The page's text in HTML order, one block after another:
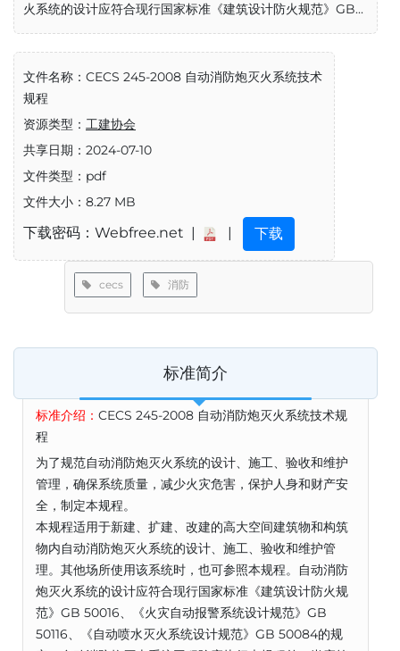
火系统的设计应符合现行国家标准《建筑设计防火规范》GB...
文件名称：CECS 245-2008 自动消防炮灭火系统技术
规程
资源类型： 工建协会
共享日期：2024-07-10
文件类型：pdf
文件大小：8.27 MB
下载密码：Webfree.net | | 下载
cecs 消防
标准简介
标准介绍： CECS 245-2008 自动消防炮灭火系统技术规
程
为了规范自动消防炮灭火系统的设计、施工、验收和维护
管理，确保系统质量，减少火灾危害，保护人身和财产安
全，制定本规程。
本规程适用于新建、扩建、改建的高大空间建筑物和构筑
物内自动消防炮灭火系统的设计、施工、验收和维护管
理。其他场所使用该系统时，也可参照本规程。自动消防
炮灭火系统的设计应符合现行国家标准《建筑设计防火规
范》GB 50016、《火灾自动报警系统设计规范》GB
50116、《自动喷水灭火系统设计规范》GB 50084的规